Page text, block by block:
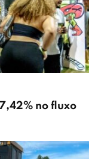
no fluxo